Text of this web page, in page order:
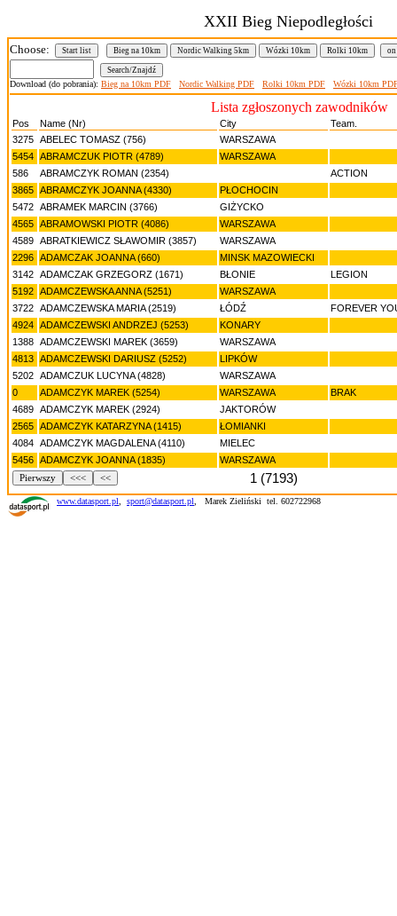
XXII Bieg Niepodległości
Choose: Start list Bieg na 10km Nordic Walking 5km Wózki 10km Rolki 10km on
Download (do pobrania): Bieg na 10km PDF Nordic Walking PDF Rolki 10km PDF Wózki 10km
Lista zgłoszonych zawodników
Pos Name (Nr) City
Team.
3275 ABELEC TOMASZ (756)
WARSZAWA
5454 ABRAMCZUK PIOTR (4789)
WARSZAWA
586
ABRAMCZYK ROMAN (2354)
ACTION
3865 ABRAMCZYK JOANNA (4330)
PŁOCHOCIN
5472 ABRAMEK MARCIN (3766)
GIŻYCKO
4565 ABRAMOWSKI PIOTR (4086)
WARSZAWA
4589 ABRATKIEWICZ SŁAWOMIR (3857)
WARSZAWA
2296 ADAMCZAK JOANNA (660)
MINSK MAZOWIECKI
3142 ADAMCZAK GRZEGORZ (1671) BŁONIE
LEGION
5192 ADAMCZEWSKA ANNA (5251)
WARSZAWA
3722 ADAMCZEWSKA MARIA (2519) ŁÓDŹ
FOREVER
4924 ADAMCZEWSKI ANDRZEJ (5253)
KONARY
1388 ADAMCZEWSKI MAREK (3659)
WARSZAWA
4813 ADAMCZEWSKI DARIUSZ (5252)
LIPKÓW
5202 ADAMCZUK LUCYNA (4828)
WARSZAWA
0
ADAMCZYK MAREK (5254) WARSZAWA
BRAK
4689 ADAMCZYK MAREK (2924)
JAKTORÓW
2565 ADAMCZYK KATARZYNA (1415)
ŁOMIANKI
4084 ADAMCZYK MAGDALENA (4110)
MIELEC
5456 ADAMCZYK JOANNA (1835) WARSZAWA
Pierwszy <<< << 1 (7193)
www.datasport.pl sport@datasport.pl Marek Zieliński tel. 602722968